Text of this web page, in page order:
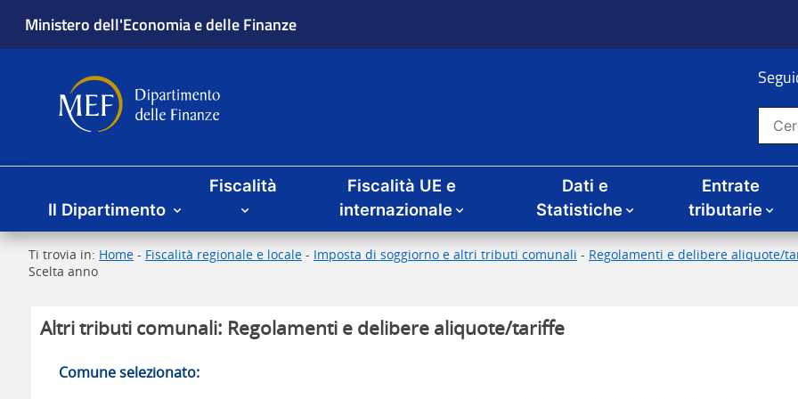
Ministero dell'Economia e delle Finanze
Dipartimento delle Finanze Cerca nel
Menu principale
Il Dipartimento
Fiscalità
Fiscalità UE e
internazionale
Dati e
Statistiche
Entrate
tributarie
Ti trovia in: Home - Fiscalità regionale e locale - Imposta di soggiorno e altri tributi comunali - Regolamenti e delibere aliquote/
Scelta anno
Altri tributi comunali: Regolamenti e delibere aliquote/tariffe
Comune selezionato: